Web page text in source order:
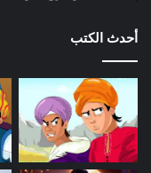
أحدث الكتب